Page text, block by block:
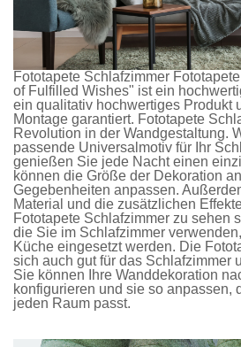
Fototapete Schlafzimmer Fototapete
of Fulfilled Wishes" ist ein
ein qualitativ hochwertiges Produkt
Montage garantiert. Fototapete
Revolution in der Wandgestaltung.
passende Universalmotiv für Ihr
genießen Sie jede Nacht einen
können die Größe der Dekoration
Gegebenheiten anpassen.
Material und die zusätzlichen
Fototapete Schlafzimmer zu sehen
die Sie im Schlafzimmer
Küche eingesetzt werden. Die
sich auch gut für das Schlafzimmer
Sie können Ihre Wanddekoration
konfigurieren und sie so anpassen,
jeden Raum passt.